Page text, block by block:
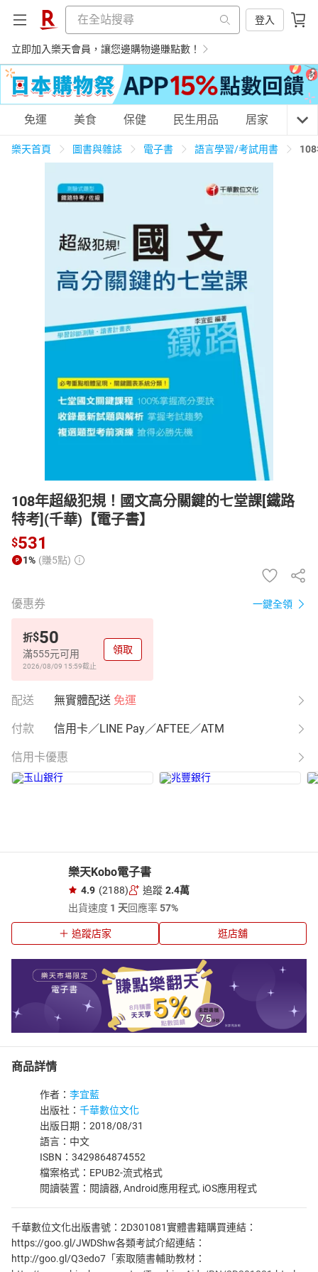
登入
立即加入樂天會員，讓您邊購物邊賺點數！
購物網分類
天天免運 美食蛋糕 養生保健 民生用品
居家生活 3C家電 運動休閒
化妝保養
HOT
免運 美食 保健 民生用品 居家 3C
樂天首頁 圖書與雜誌 電子書 語言學習/考試用書
108年超級犯規！國文高分關鍵的七堂課[鐵路
特考](千華)【電子書】
$531
1% (賺5點)
優惠券 一鍵全領
折$50
滿555元可用
2026/08/09 15:59截止
領取
配送 無實體配送 免運
付款 信用卡／LINE Pay／AFTEE／ATM
信用卡優惠
樂天Kobo電子書
4.9 (2188) 追蹤 2.4萬
出貨速度 1 天回應率57%
追蹤店家 逛店舖
商品詳情
作者： 李宜藍
出版社： 千華數位文化
出版日期：2018/08/31
語言：中文
ISBN：3429864874552
檔案格式：EPUB2-流式格式
閱讀裝置：閱讀器, Android應用程式, iOS應用程式
千華數位文化出版書號：2D301081實體書籍購買連結：
https://goo.gl/JWDShw各類考試介紹連結：
http://goo.gl/Q3edo7「索取隨書輔助教材：